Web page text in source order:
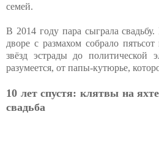
семей.
В 2014 году пара сыграла
дворе с размахом собрало
звёзд эстрады до политической
разумеется, от папы-кутюрье,
10 лет спустя: клятвы на
свадьба